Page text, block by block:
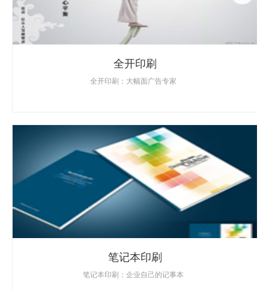
全开印刷
全开印刷：大幅面广告专家
笔记本印刷
笔记本印刷：企业自己的记事本